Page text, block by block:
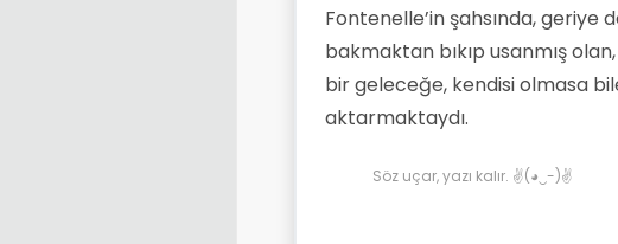
Fontenelle’in şahsında,
bakmaktan bıkıp usanmış
bir geleceğe, kendisi olmasa
aktarmaktaydı.
Söz uçar, yazı kalır. ✌(◕‿-)✌